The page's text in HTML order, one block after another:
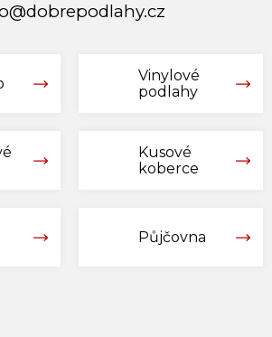
Vinylové
podlahy
Kusové
koberce
Půjčovna